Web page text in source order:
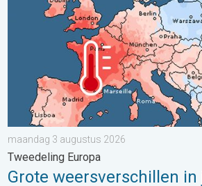
maandag 3 augustus 2026
Tweedeling Europa
Grote weersverschillen in